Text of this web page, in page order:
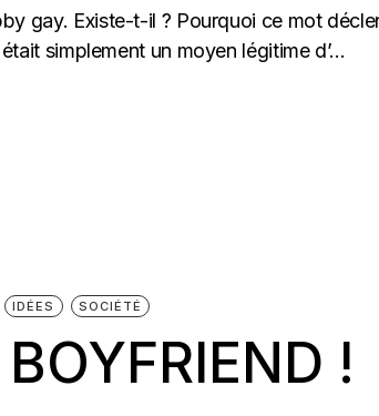
gay. Existe-t-il ? Pourquoi ce mot
simplement un moyen légitime d’...
IDÉES SOCIÉTÉ
!